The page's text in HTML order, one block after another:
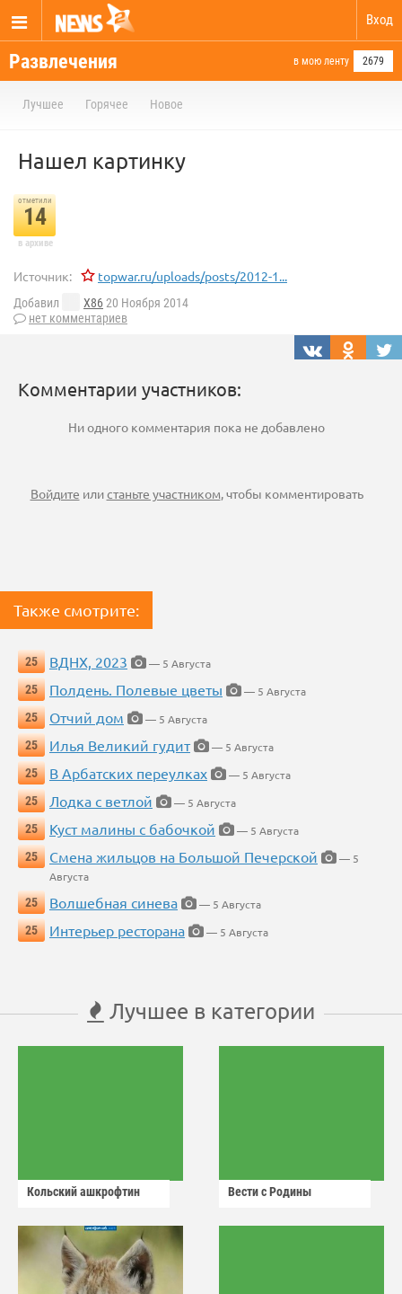
Вход
Развлечения в мою ленту 2679
Лучшее Горячее Новое
Нашел картинку
отметили
14
в архиве
Источник: topwar.ru/uploads/posts/2012-1...
Добавил X8620 Ноября 2014
нет комментариев
Комментарии участников:
Ни одного комментария пока не добавлено
Войдите илистаньте участником, чтобы комментировать
Также смотрите:
25 ВДНХ, 2023
— 5 Августа
25
Полдень. Полевые цветы
— 5 Августа
25
Отчий дом
— 5 Августа
25
Илья Великий гудит
— 5 Августа
25
В Арбатских переулках
— 5 Августа
25
Лодка с ветлой
— 5 Августа
25
Куст малины с бабочкой
— 5 Августа
25
Смена жильцов на Большой Печерской
— 5
Августа
25
Волшебная синева
— 5 Августа
25
Интерьер ресторана — 5 Августа
Лучшее в категории
Кольский ашкрофтин Вести с Родины